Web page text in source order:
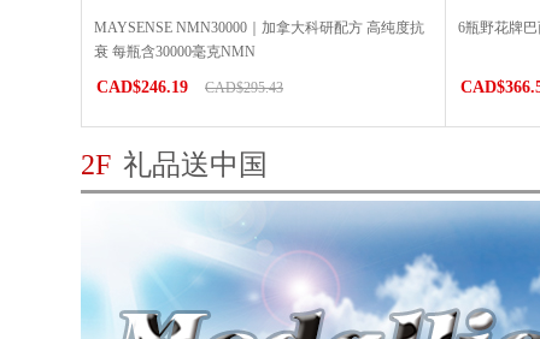
MAYSENSE NMN30000｜加拿大科研配方 高纯度抗
衰 每瓶含30000毫克NMN
CAD$246.19 CAD$295.43
6瓶野花牌
2F 礼品送中国